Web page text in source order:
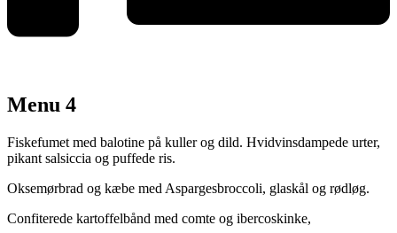
Menu 4
Fiskefumet med balotine på kuller og dild. Hvidvinsdampede urter,
pikant salsiccia og puffede ris.
Oksemørbrad og kæbe med Aspargesbroccoli, glaskål og rødløg.
Confiterede kartoffelbånd med comte og ibercoskinke,